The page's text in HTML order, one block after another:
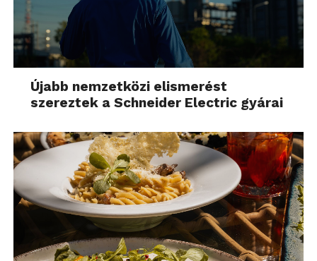
Újabb nemzetközi elismerést
szereztek a Schneider Electric gyárai